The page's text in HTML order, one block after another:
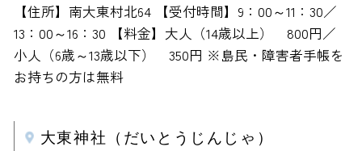
【住所】南大東村北64 【受付時間】9：00～11：30／
13：00～16：30 【料金】大人（14歳以上） 800円／
小人（6歳～13歳以下） 350円 ※島民・障害者手帳を
お持ちの方は無料
大東神社（だいとうじんじゃ）